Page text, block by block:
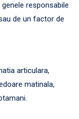
responsabile
de un factor de
articulara,
matinala,